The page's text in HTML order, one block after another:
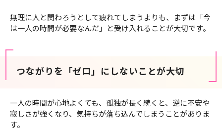
無理に人と関わろうとして疲れてしまうよりも、まずは「今
は一人の時間が必要なんだ」と受け入れることが大切です。
つながりを「ゼロ」にしないことが大切
一人の時間が心地よくても、孤独が長く続くと、逆に不安や
寂しさが強くなり、気持ちが落ち込んでしまうことがありま
す。